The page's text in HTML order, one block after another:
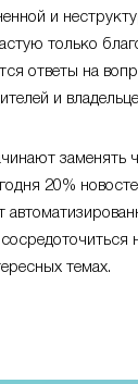
и
только
ответы на
и
заменять
20%
темах.